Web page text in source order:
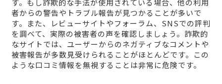
す。もし詐欺的な手法が使用されている場合、他の利用
者からの警告やトラブル報告が見つかることが多いで
す。また、レビューサイトやフォーラム、SNSでの評判
を調べて、実際の被害者の声を確認しましょう。詐欺的
なサイトでは、ユーザーからのネガティブなコメントや
被害報告が多数見受けられることがほとんどです。この
ような口コミ情報を無視することは非常に危険です。